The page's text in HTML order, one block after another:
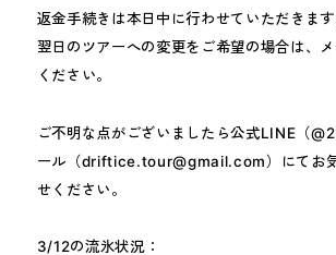
返金手続きは本日中に行わせていただきます
翌日のツアーへの変更をご希望の場合は、
ください。
ご不明な点がございましたら公式LINE（
ール（driftice.tour@gmail.com）にてお
せください。
3/12の流氷状況：